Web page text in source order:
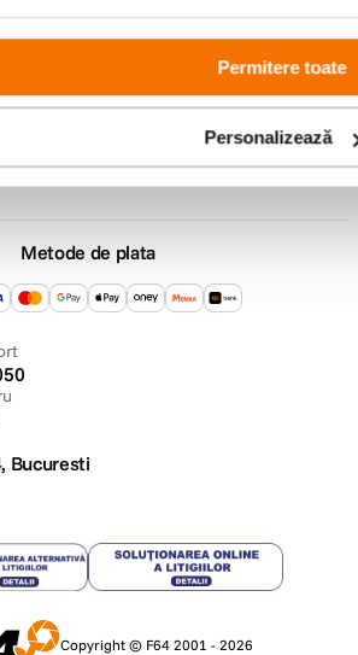
Permitere toate
Personalizează
Metode de plata
Bucuresti
Copyright © F64 2001 - 2026